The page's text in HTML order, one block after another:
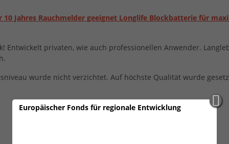
Europäischer Fonds für regionale Entwicklung
Jahres Rauchmelder geeignet Longlife Blockbatterie für
Entwickelt privaten, wie auch professionellen Anwender.
wurde nicht verzichtet. Auf höchste Qualität wurde